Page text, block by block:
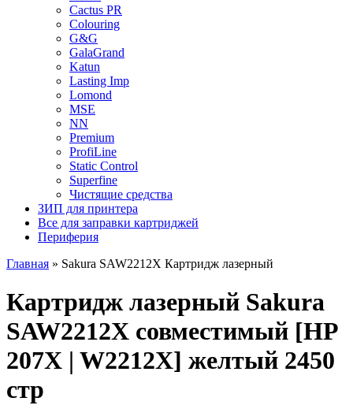
Cactus PR
Colouring
G&G
GalaGrand
Katun
Lasting Imp
Lomond
MSE
NN
Premium
ProfiLine
Static Control
Superfine
Чистящие средства
ЗИП для принтера
Все для заправки картриджей
Периферия
Главная » Sakura SAW2212X Картридж лазерный
Картридж лазерный Sakura
SAW2212X совместимый [HP
207X | W2212X] желтый 2450
стр